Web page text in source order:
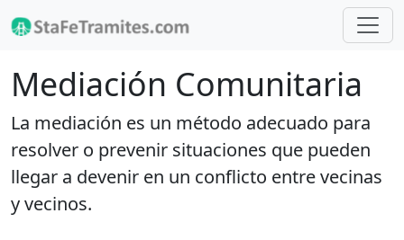
Mediación Comunitaria
La mediación es un método adecuado para
resolver o prevenir situaciones que pueden
llegar a devenir en un conflicto entre vecinas
y vecinos.